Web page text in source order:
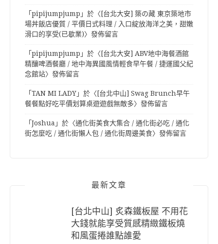
「pipijumpjump 」於〈 [台北大安] 築の藏 東京築地市
場丼飯店優質 / 平價日式料理 / 入口綻放海洋之美，甜嫩
滑口的享受(已歇業)〉發佈留言
「pipijumpjump 」於〈 [台北大安] ABV地中海餐酒館
精釀啤酒餐廳 / 地中海異國風情輕食早午餐 / 捷運國父紀
念館站〉發佈留言
「TAN MI LADY」於〈 [台北中山] Swag Brunch早午
餐餐點好吃平價划算桌遊遊戲無敵多〉發佈留言
「Joshua 」於〈通化街美食大集合 / 通化街必吃 / 通化
街怎麼吃 / 通化街懶人包 / 通化街周邊美食〉發佈留言
最新文章
[台北中山] 炙森鐵板屋 不用花
大錢就能享受質感精緻鐵板燒
和風蛋捲誰點誰愛